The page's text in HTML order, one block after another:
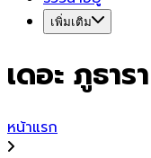
เพิ่มเติม
เดอะ ภูธาร
หน้าแรก